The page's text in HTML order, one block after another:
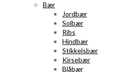
Bær
Jordbær
Solbær
Ribs
Hindbær
Stikkelsbær
Kirsebær
Blåbær